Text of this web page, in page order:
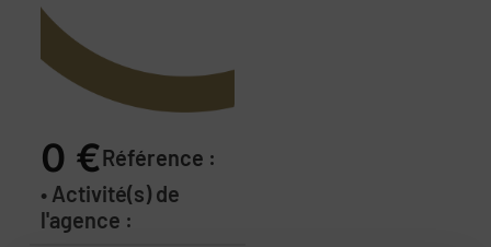
0 €Référence :
• Activité(s) de
l'agence :